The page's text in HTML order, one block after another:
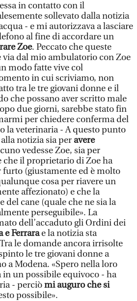
in contatto con il
sollevato dalla notizia
- e mi autorizzava a lasciare
al fine di accordare un
Zoe. Peccato che queste
via dal mio ambulatorio con Zoe
modo fatte vive col
in cui scriviamo, non
tra le tre giovani donne e il
che possano aver scritto male
due giorni, sarebbe stato fin
per chiedere conferma del
la veterinaria - A questo punto
notizia sia per avere
vedesse Zoe, sia per
che il proprietario di Zoe ha
(giustamente ed è molto
cosa per riavere un
affezionato) e che la
del cane (quale che ne sia la
perseguibile». La
dell’accaduto gli Ordini dei
e Ferrarae la notizia sta
le domande ancora irrisolte
le tre giovani donne a
a Modena. «Spero nella loro
in un possibile equivoco - ha
- perciòmi auguro che si
possibile».